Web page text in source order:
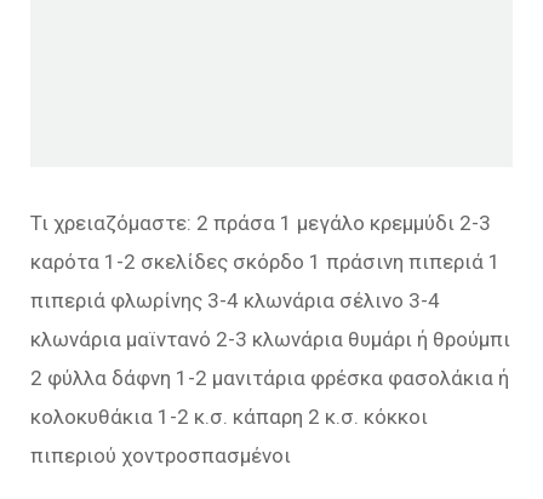
Τι χρειαζόμαστε: 2 πράσα 1 μεγάλο κρεμμύδι 2-3
καρότα 1-2 σκελίδες σκόρδο 1 πράσινη πιπεριά 1
πιπεριά φλωρίνης 3-4 κλωνάρια σέλινο 3-4
κλωνάρια μαϊντανό 2-3 κλωνάρια θυμάρι ή θρούμπι
2 φύλλα δάφνη 1-2 μανιτάρια φρέσκα φασολάκια ή
κολοκυθάκια 1-2 κ.σ. κάπαρη 2 κ.σ. κόκκοι
πιπεριού χοντροσπασμένοι